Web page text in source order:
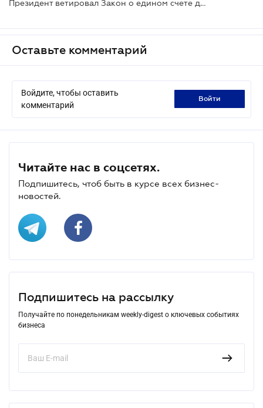
Президент ветировал Закон о едином счете для уплаты налогов и сборов
Оставьте комментарий
Войдите, чтобы оставить
комментарий
войти
Читайте нас в соцсетях.
Подпишитесь, чтоб быть в курсе всех бизнес-
новостей.
Подпишитесь на рассылку
Получайте по понедельникам weekly-digest о ключевых событиях
бизнеса